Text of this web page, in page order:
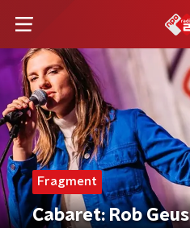
Fragment
Cabaret: Rob Geus